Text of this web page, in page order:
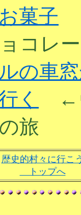
菓子
コレ
の車
く
←
旅
歴史的村々に行こ
トップへ